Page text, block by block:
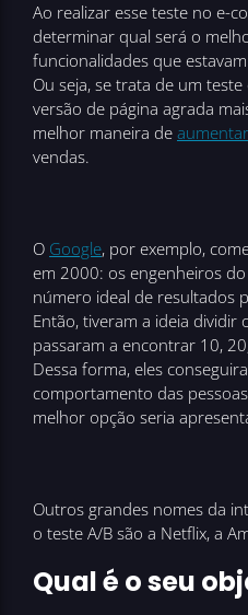
Ao realizar esse teste no e-
determinar qual será o
funcionalidades que estavam
Ou seja, se trata de um
versão de página agrada
melhor maneira de
vendas.
O Google, por exemplo,
em 2000: os engenheiros
número ideal de resultados
Então, tiveram a ideia dividir
passaram a encontrar 10,
Dessa forma, eles
comportamento das
melhor opção seria
Outros grandes nomes da
o teste A/B são a Netflix, a
Qual é o seu